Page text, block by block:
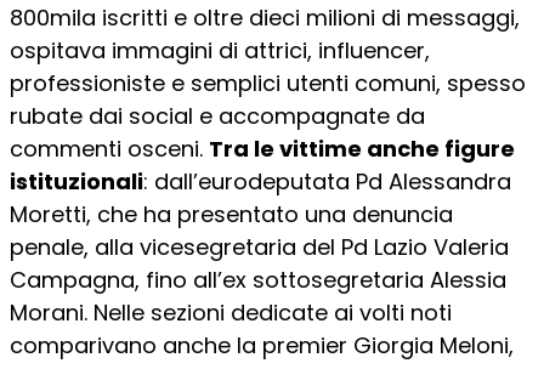
800mila iscritti e oltre dieci milioni di messaggi,
ospitava immagini di attrici, influencer,
professioniste e semplici utenti comuni, spesso
rubate dai social e accompagnate da
commenti osceni. Tra le vittime anche figure
istituzionali: dall’eurodeputata Pd Alessandra
Moretti, che ha presentato una denuncia
penale, alla vicesegretaria del Pd Lazio Valeria
Campagna, fino all’ex sottosegretaria Alessia
Morani. Nelle sezioni dedicate ai volti noti
comparivano anche la premier Giorgia Meloni,